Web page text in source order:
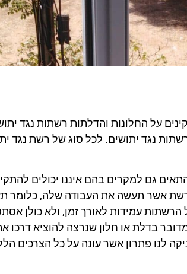
על החלונות והדלתות רשתות נגד
נגד יתושים. לכל סוג של רשת נגד
גם למקרים בהם איננו יכולים
אשר תעשה את העבודה שלה, כלומר
עמידות לאורך זמן, ולא כולן
בדלת או חלון שנרצה להוציא דרכו
לנו פתרון אשר עונה על כל הצרכים